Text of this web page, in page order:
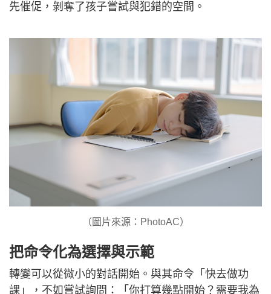
先催促，剝奪了孩子嘗試與犯錯的空間。
（圖片來源：PhotoAC）
把命令化為選擇與示範
轉變可以從微小的對話開始。與其命令「快去做功
課」，不如嘗試詢問：「你打算幾點開始？需要我為